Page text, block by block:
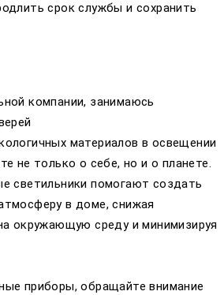
срок службы и сохранить
компании, занимаюсь
материалов в освещении
не только о себе, но и о планете.
светильники помогают создать
в доме, снижая
окружающую среду и минимизируя
приборы, обращайте внимание